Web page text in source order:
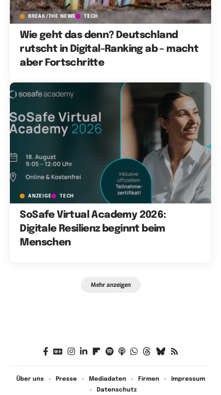
BREAK/THE NEWS TECH
Wie geht das denn? Deutschland
rutscht in Digital-Ranking ab – macht
aber Fortschritte
ANZEIGE TECH
SoSafe Virtual Academy 2026:
Digitale Resilienz beginnt beim
Menschen
Mehr anzeigen
Über uns Presse Mediadaten Firmen
Impressum
Datenschutz